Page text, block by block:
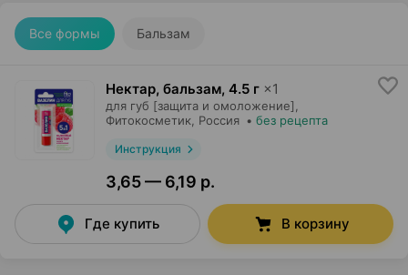
Все формы Бальзам
Нектар, бальзам, 4.5 г ×1
для губ [защита и омоложение],
Фитокосметик , Россия • без рецепта
Инструкция
3,65 — 6,19 р.
Где купить В корзину